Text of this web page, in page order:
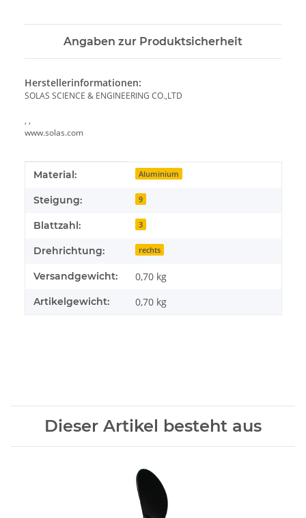
Angaben zur Produktsicherheit
Herstellerinformationen:
SOLAS SCIENCE & ENGINEERING CO.,LTD
, ,
www.solas.com
Produkteigenschaft
Wert
Material: Aluminium
Steigung: 9
Blattzahl: 3
Drehrichtung: rechts
Versandgewicht: 0,70 kg
Artikelgewicht: 0,70 kg
Dieser Artikel besteht aus